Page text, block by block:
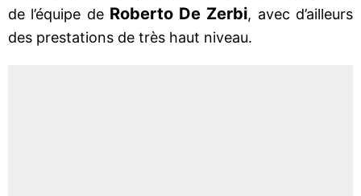
de l’équipe de Roberto De Zerbi, avec d’ailleurs
des prestations de très haut niveau.